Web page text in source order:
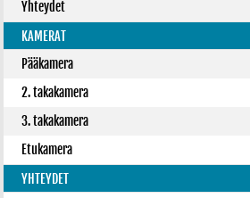
Yhteydet
KAMERAT
Pääkamera
2. takakamera
3. takakamera
Etukamera
YHTEYDET